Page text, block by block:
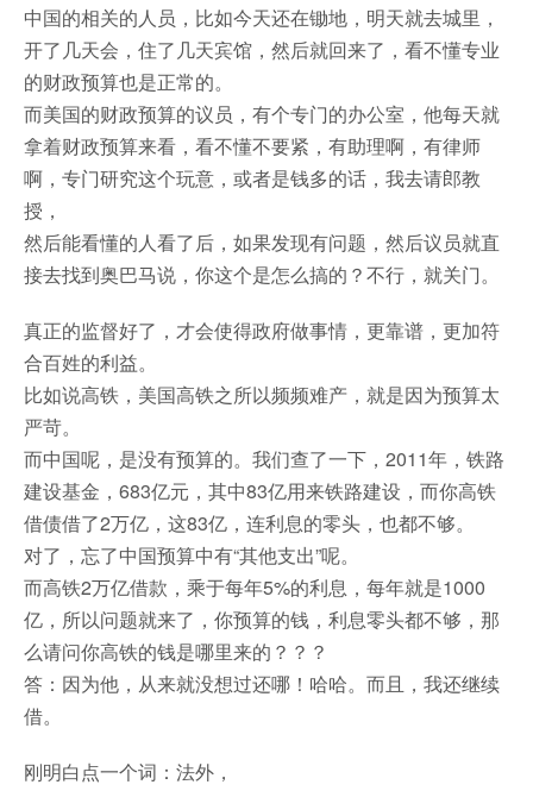
中国的相关的人员，比如今天还在锄地，明天就去城里，
开了几天会，住了几天宾馆，然后就回来了，看不懂专业
的财政预算也是正常的。
而美国的财政预算的议员，有个专门的办公室，他每天就
拿着财政预算来看，看不懂不要紧，有助理啊，有律师
啊，专门研究这个玩意，或者是钱多的话，我去请郎教
授，
然后能看懂的人看了后，如果发现有问题，然后议员就直
接去找到奥巴马说，你这个是怎么搞的？不行，就关门。
真正的监督好了，才会使得政府做事情，更靠谱，更加符
合百姓的利益。
比如说高铁，美国高铁之所以频频难产，就是因为预算太
严苛。
而中国呢，是没有预算的。我们查了一下，2011年，铁路
建设基金，683亿元，其中83亿用来铁路建设，而你高铁
借债借了2万亿，这83亿，连利息的零头，也都不够。
对了，忘了中国预算中有“其他支出”呢。
而高铁2万亿借款，乘于每年5%的利息，每年就是1000
亿，所以问题就来了，你预算的钱，利息零头都不够，那
么请问你高铁的钱是哪里来的？？？
答：因为他，从来就没想过还哪！哈哈。而且，我还继续
借。
刚明白点一个词：法外，